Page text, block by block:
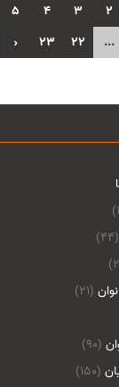
2
3
4
5
...
22
23
›
(44)
(21)
(90)
(150)